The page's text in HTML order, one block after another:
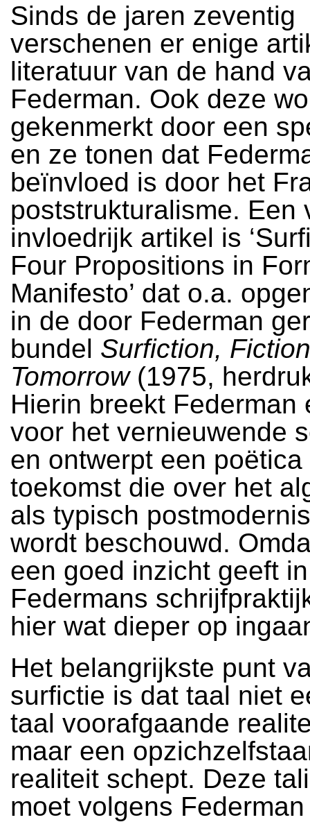
Sinds de jaren zeventig
verschenen er enige
literatuur van de hand
Federman. Ook deze
gekenmerkt door een
en ze tonen dat
beïnvloed is door het
poststrukturalisme. Een
invloedrijk artikel is
Four Propositions in
Manifesto’ dat o.a.
in de door Federman
bundel Surfiction,
Tomorrow(1975,
Hierin breekt Federman
voor het vernieuwende
en ontwerpt een
toekomst die over het
als typisch
wordt beschouwd.
een goed inzicht geeft in
Federmans
hier wat dieper op
Het belangrijkste punt
surfictie is dat taal niet
taal voorafgaande
maar een
realiteit schept. Deze
moet volgens Federman